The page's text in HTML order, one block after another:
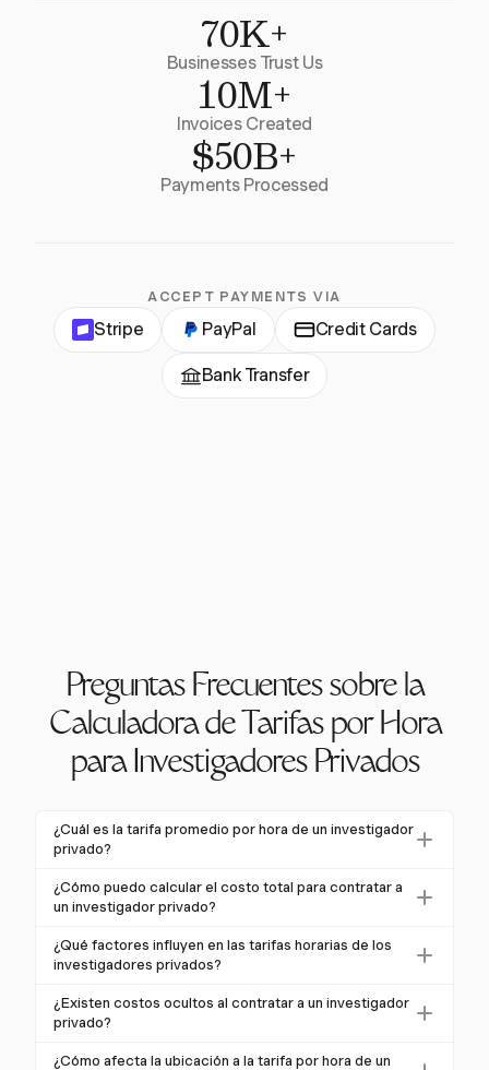
70K+
Businesses Trust Us
10M+
Invoices Created
$50B+
Payments Processed
ACCEPT PAYMENTS VIA
Stripe PayPal Credit Cards
Bank Transfer
Preguntas Frecuentes sobre la
Calculadora de Tarifas por Hora
para Investigadores Privados
¿Cuál es la tarifa promedio por hora de un investigador
privado?
La tarifa promedio por hora de un investigador
privado varía típicamente entre $100 y $150, aunque
varios factores como la ubicación y la complejidad
del caso.
¿Cómo puedo calcular el costo total para contratar a
un investigador privado?
Para calcular el costo total, multiplica la tarifa horaria
por el número estimado de horas requeridas.
cualquier tarifa de retención.
¿Qué factores influyen en las tarifas horarias de los
investigadores privados?
Las tarifas horarias están influenciadas por la
complejidad del caso, la experiencia del investigador,
¿Existen costos ocultos al contratar a un investigador
privado?
Sí, los costos ocultos pueden incluir gastos de viaje,
¿Cómo afecta la ubicación a la tarifa por hora de un